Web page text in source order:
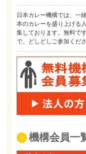
日本カレー機構では、一
本のカレーを盛り上げる
集しております。無料で
で、どしどしご参加くださ
機構会員一